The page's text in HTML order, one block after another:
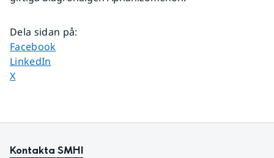
Dela sidan på:
Dela sidan på
Facebook
Dela sidan på
LinkedIn
Dela sidan på
X
Kontakta SMHI